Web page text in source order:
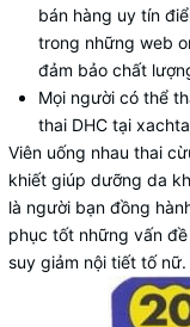
bán hàng uy tín
trong những web
đảm bảo chất
Mọi người có thể
thai DHC tại
Viên uống nhau thai
khiết giúp dưỡng da
là người bạn đồng
phục tốt những vấn
suy giảm nội tiết tố nữ.